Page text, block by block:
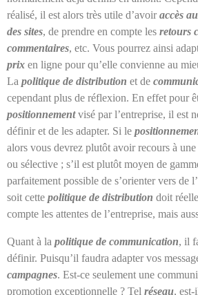
réalisé, il est alors très utile d’avoiraccès
des sites, de prendre en compte les retours
commentaires, etc. Vous pourrez ainsi
prix en ligne pour qu’elle convienne au
La politique de distribution et de
cependant plus de réflexion. En effet pour
positionnement visé par l’entreprise, il est
définir et de les adapter. Si le
alors vous devrez plutôt avoir recours à
ou sélective ; s’il est plutôt moyen de
parfaitement possible de s’orienter vers de
soit cette politique de distribution doit
compte les attentes de l’entreprise, mais
Quant à la politique de communication, il
définir. Puisqu’il faudra adapter vos
campagnes. Est-ce seulement une
promotion exceptionnelle ? Tel réseau,